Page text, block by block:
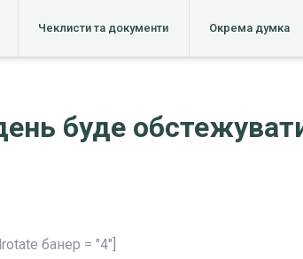
Чеклисти та документи Окрема думка
буде
банер = "4"]